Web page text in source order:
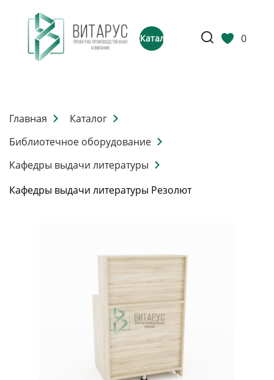
Каталог 0
Главная
Каталог
Библиотечное оборудование
Кафедры выдачи литературы
Кафедры выдачи литературы Резолют